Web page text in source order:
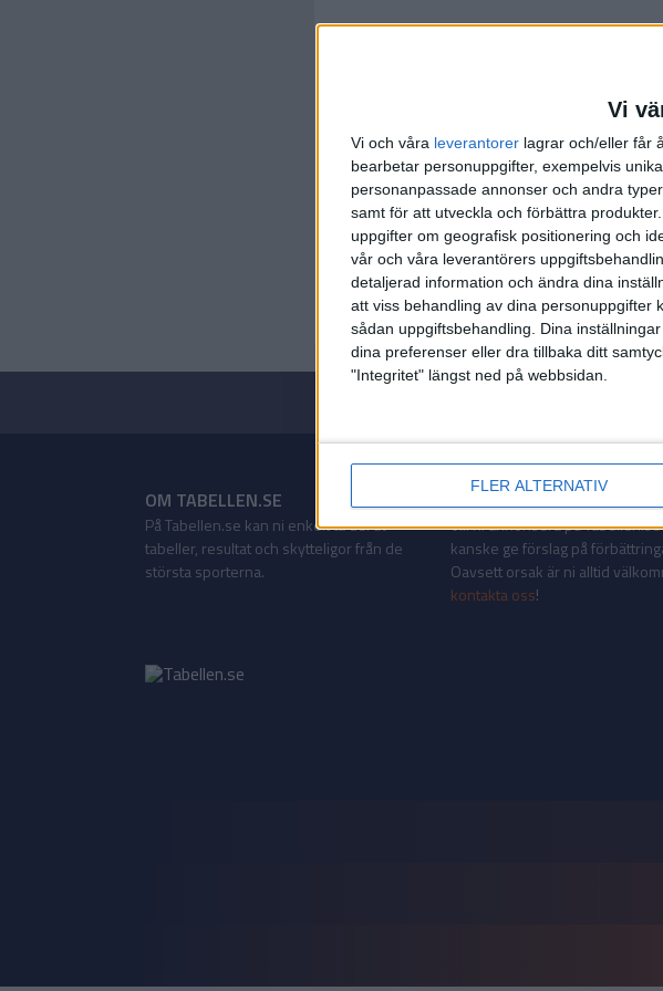
Vi
Vi och våra leverantorer lagrar och/eller får
bearbetar personuppgifter, exempelvis
personanpassade annonser och andra
samt för att utveckla och förbättra produkter.
uppgifter om geografisk positionering och
vår och våra leverantörers
detaljerad information och ändra dina
att viss behandling av dina personuppgifter
sådan uppgiftsbehandling. Dina
dina preferenser eller dra tillbaka ditt
"Integritet" längst ned på webbsidan.
FLER ALTERNATIV
Basketettan Herrar - Slutspel
Tor 23/4, kl 18:00
Matchstart
OM TABELLEN.SE
På Tabellen.se kan ni enkelt ta del av
tabeller, resultat och skytteligor från de
största sporterna.
KONTAKT
Vill ni annonsera på
kanske ge förslag på
Oavsett orsak är ni alltid
kontakta oss!